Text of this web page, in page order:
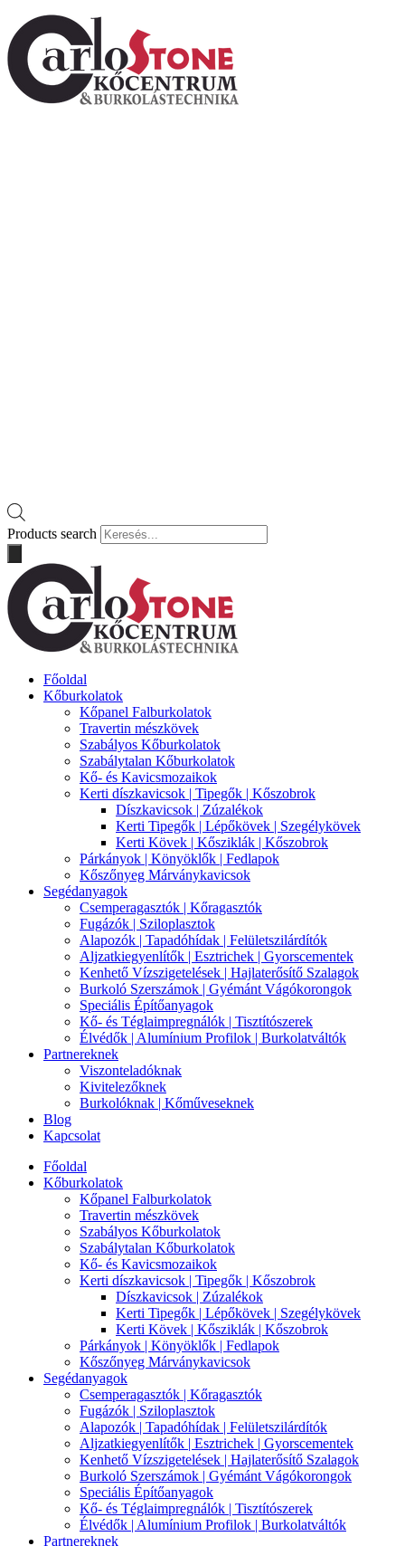
Products search
Főoldal
Kőburkolatok
Kőpanel Falburkolatok
Travertin mészkövek
Szabályos Kőburkolatok
Szabálytalan Kőburkolatok
Kő- és Kavicsmozaikok
Kerti díszkavicsok | Tipegők | Kőszobrok
Díszkavicsok | Zúzalékok
Kerti Tipegők | Lépőkövek | Szegélykövek
Kerti Kövek | Kősziklák | Kőszobrok
Párkányok | Könyöklők | Fedlapok
Kőszőnyeg Márványkavicsok
Segédanyagok
Csemperagasztók | Kőragasztók
Fugázók | Sziloplasztok
Alapozók | Tapadóhídak | Felületszilárdítók
Aljzatkiegyenlítők | Esztrichek | Gyorscementek
Kenhető Vízszigetelések | Hajlaterősítő Szalagok
Burkoló Szerszámok | Gyémánt Vágókorongok
Speciális Építőanyagok
Kő- és Téglaimpregnálók | Tisztítószerek
Élvédők | Alumínium Profilok | Burkolatváltók
Partnereknek
Viszonteladóknak
Kivitelezőknek
Burkolóknak | Kőműveseknek
Blog
Kapcsolat
Főoldal
Kőburkolatok
Kőpanel Falburkolatok
Travertin mészkövek
Szabályos Kőburkolatok
Szabálytalan Kőburkolatok
Kő- és Kavicsmozaikok
Kerti díszkavicsok | Tipegők | Kőszobrok
Díszkavicsok | Zúzalékok
Kerti Tipegők | Lépőkövek | Szegélykövek
Kerti Kövek | Kősziklák | Kőszobrok
Párkányok | Könyöklők | Fedlapok
Kőszőnyeg Márványkavicsok
Segédanyagok
Csemperagasztók | Kőragasztók
Fugázók | Sziloplasztok
Alapozók | Tapadóhídak | Felületszilárdítók
Aljzatkiegyenlítők | Esztrichek | Gyorscementek
Kenhető Vízszigetelések | Hajlaterősítő Szalagok
Burkoló Szerszámok | Gyémánt Vágókorongok
Speciális Építőanyagok
Kő- és Téglaimpregnálók | Tisztítószerek
Élvédők | Alumínium Profilok | Burkolatváltók
Partnereknek